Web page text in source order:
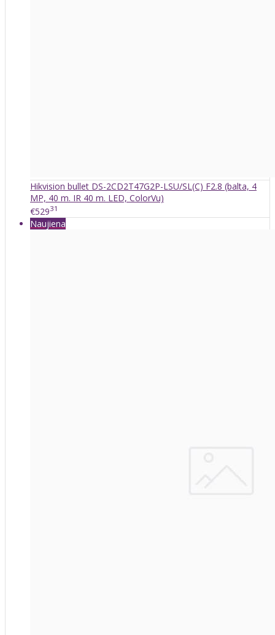
Hikvision bullet DS-2CD2T47G2P-LSU/SL(C) F2.8 (balta, 4
MP, 40 m. IR 40 m. LED, ColorVu)
€52931
Naujiena